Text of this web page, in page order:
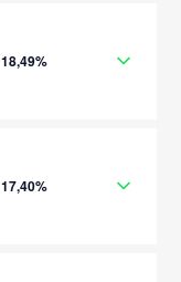
18,49%
17,40%